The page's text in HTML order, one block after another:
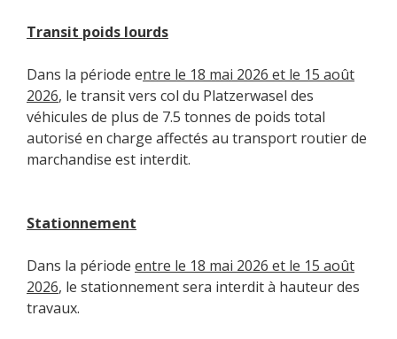
Transit poids lourds
Dans la période entre le 18 mai 2026 et le 15 août
2026, le transit vers col du Platzerwasel des
véhicules de plus de 7.5 tonnes de poids total
autorisé en charge affectés au transport routier de
marchandise est interdit.
Stationnement
Dans la période entre le 18 mai 2026 et le 15 août
2026, le stationnement sera interdit à hauteur des
travaux.